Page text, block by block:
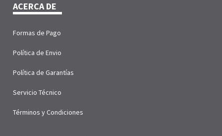
ACERCA DE
Formas de Pago
Política de Envio
Política de Garantías
Servicio Técnico
Términos y Condiciones